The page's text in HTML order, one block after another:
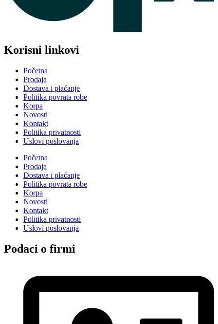
Korisni linkovi
Početna
Prodaja
Dostava i plaćanje
Politika povrata robe
Korpa
Novosti
Kontakt
Politika privatnosti
Uslovi poslovanja
Početna
Prodaja
Dostava i plaćanje
Politika povrata robe
Korpa
Novosti
Kontakt
Politika privatnosti
Uslovi poslovanja
Podaci o firmi